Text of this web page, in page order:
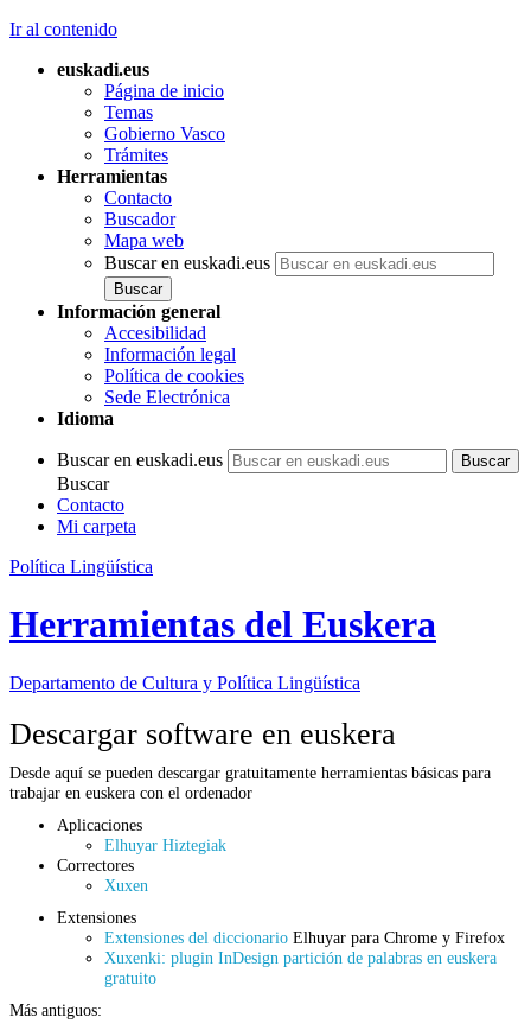
Ir al contenido
euskadi.eus
Página de inicio
Temas
Gobierno Vasco
Trámites
Herramientas
Contacto
Buscador
Mapa web
Buscar en euskadi.eus
Información general
Accesibilidad
Información legal
Política de cookies
Sede Electrónica
Idioma
Buscar en euskadi.eus
Buscar
Contacto
Mi carpeta
Política Lingüística
Herramientas del Euskera
Departamento de Cultura y Política Lingüística
Descargar software en euskera
Desde aquí se pueden descargar gratuitamente herramientas básicas para
trabajar en euskera con el ordenador
Aplicaciones
Elhuyar Hiztegiak
Correctores
Xuxen
Extensiones
Extensiones del diccionario Elhuyar para Chrome y Firefox
Xuxenki: plugin InDesign partición de palabras en euskera
gratuito
Más antiguos: